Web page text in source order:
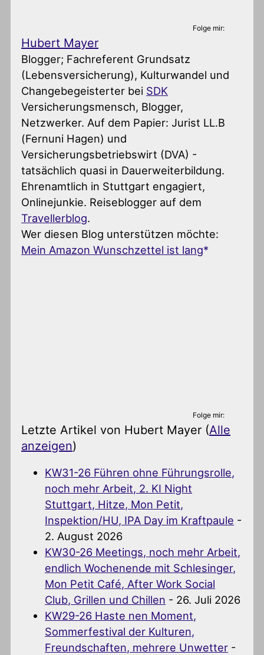
Folge mir:
Hubert Mayer
Blogger; Fachreferent Grundsatz
(Lebensversicherung), Kulturwandel und
Changebegeisterter bei SDK
Versicherungsmensch, Blogger,
Netzwerker. Auf dem Papier: Jurist LL.B
(Fernuni Hagen) und
Versicherungsbetriebswirt (DVA) -
tatsächlich quasi in Dauerweiterbildung.
Ehrenamtlich in Stuttgart engagiert,
Onlinejunkie. Reiseblogger auf dem
Travellerblog.
Wer diesen Blog unterstützen möchte:
Mein Amazon Wunschzettel ist lang
Folge mir:
Letzte Artikel von Hubert Mayer (Alle
anzeigen)
KW31-26 Führen ohne Führungsrolle,
noch mehr Arbeit, 2. KI Night
Stuttgart, Hitze, Mon Petit,
Inspektion/HU, IPA Day im Kraftpaule -
2. August 2026
KW30-26 Meetings, noch mehr Arbeit,
endlich Wochenende mit Schlesinger,
Mon Petit Café, After Work Social
Club, Grillen und Chillen - 26. Juli 2026
KW29-26 Haste nen Moment,
Sommerfestival der Kulturen,
Freundschaften, mehrere Unwetter -